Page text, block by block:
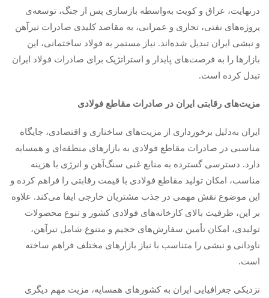
درنهایت، عراق و کویت به‌واسطه بازسازی پس از جنگ، توسعه‌ی
پروژه‌های نفتی، تجاری و عمرانی، به مقاصد کلیدی صادرات تیرآهن
و نبشی ایران تبدیل شده‌اند. نیاز مستمر به فولاد ساختمانی، این
بازارها را به فرصت‌های پایدار و استراتژیک برای صادرات فولاد ایران
تبدل کرده است.
مزیت‌های رقابتی ایران در صادرات مقاطع فولادی
ایران به‌دلیل برخورداری از مزیت‌های ساختاری و اقتصادی، جایگاه
مناسبی در صادرات مقاطع فولادی به بازارهای منطقه‌ای و همسایه
دارد. دسترسی گسترده به منابع غنی سنگ‌آهن و انرژی با هزینه
مناسب، امکان تولید مقاطع فولادی با قیمت رقابتی را فراهم کرده و
این موضوع نقش مهمی در جذب مشتریان خارجی ایفا می‌کند. علاوه
بر این، ظرفیت بالای کارخانه‌های فولادی کشور و تنوع محصولات
تولیدی، امکان تأمین سفارش‌های حجیم و متنوع شامل تیرآهن،
ناودانی و نبشی را متناسب با نیاز بازارهای مختلف فراهم ساخته
است.
نزدیکی جغرافیایی ایران به کشورهای همسایه، مزیت مهم دیگری